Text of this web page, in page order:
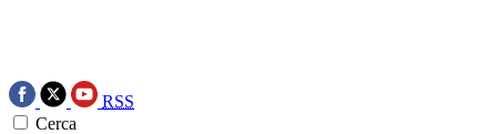
RSS
Cerca